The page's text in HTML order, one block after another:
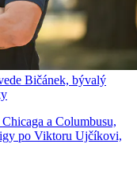
Bičánek, bývalý
a Columbusu,
po Viktoru Ujčíkovi,